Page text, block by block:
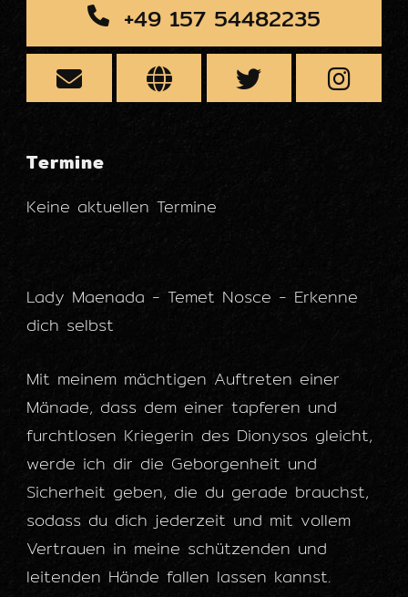
+49 157 54482235
Termine
Keine aktuellen Termine
Lady Maenada - Temet Nosce - Erkenne
dich selbst
Mit meinem mächtigen Auftreten einer
Mänade, dass dem einer tapferen und
furchtlosen Kriegerin des Dionysos gleicht,
werde ich dir die Geborgenheit und
Sicherheit geben, die du gerade brauchst,
sodass du dich jederzeit und mit vollem
Vertrauen in meine schützenden und
leitenden Hände fallen lassen kannst.